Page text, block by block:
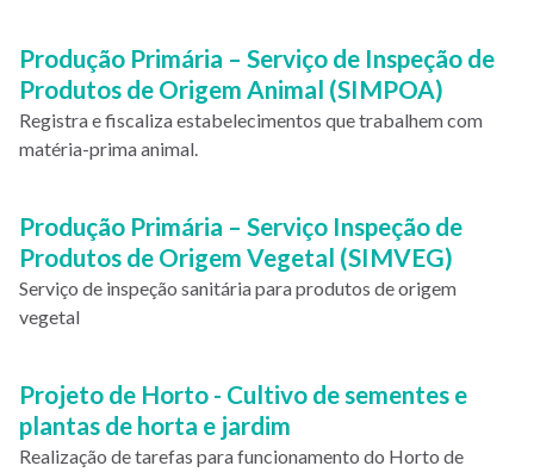
Produção Primária – Serviço de Inspeção de
Produtos de Origem Animal (SIMPOA)
Registra e fiscaliza estabelecimentos que trabalhem com
matéria-prima animal.
Produção Primária – Serviço Inspeção de
Produtos de Origem Vegetal (SIMVEG)
Serviço de inspeção sanitária para produtos de origem
vegetal
Projeto de Horto - Cultivo de sementes e
plantas de horta e jardim
Realização de tarefas para funcionamento do Horto de